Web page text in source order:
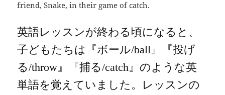
friend, Snake, in their game of catch.
英語レッスンが終わる頃になると、
子どもたちは『ボール/ball 』『投げ
る/throw 』『捕る/catch 』のような英
単語を覚えていました。レッスンの